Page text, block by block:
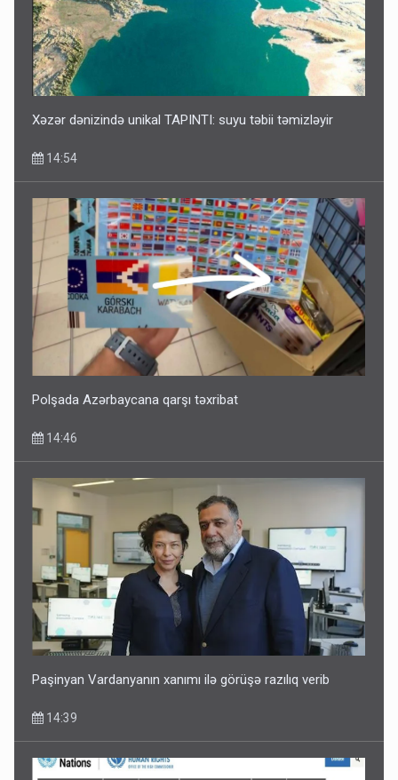
Xəzər dənizində unikal TAPINTI: suyu təbii təmizləyir
14:54
Polşada Azərbaycana qarşı təxribat
14:46
Paşinyan Vardanyanın xanımı ilə görüşə razılıq verib
14:39